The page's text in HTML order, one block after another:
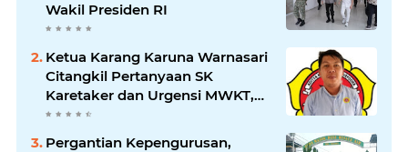
Wakil Presiden RI
Ketua Karang Karuna Warnasari
Citangkil Pertanyaan SK
Karetaker dan Urgensi MWKT,
Saat Suasana Berduka
Pergantian Kepengurusan,